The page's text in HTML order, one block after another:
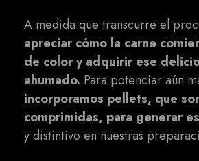
A medida que transcurre el
apreciar cómo la carne
de color y adquirir ese
ahumado. Para potenciar aún
incorporamos pellets, que
comprimidas, para generar
y distintivo en nuestras